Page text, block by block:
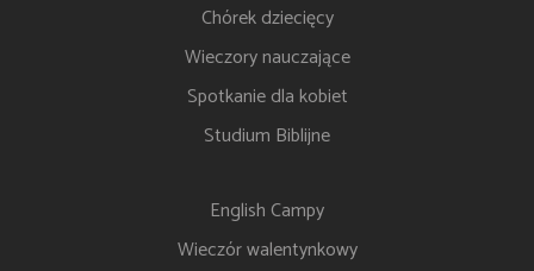
Chórek dziecięcy
Wieczory nauczające
Spotkanie dla kobiet
Studium Biblijne
English Campy
Wieczór walentynkowy